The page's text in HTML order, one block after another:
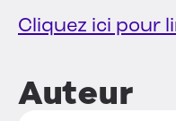
Cliquez ici pour
Auteur